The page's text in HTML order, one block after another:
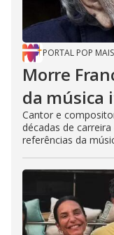
PORTAL POP MAIS
Morre
da música
Cantor e
décadas de
referências da